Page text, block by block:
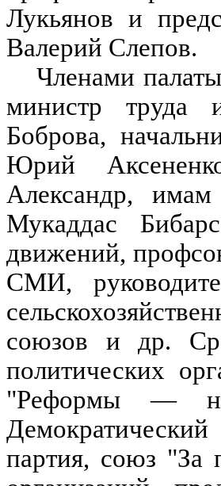
Лукьянов и
Валерий Слепов.
Членами
министр труда
Боброва,
Юрий
Александр,
Мукаддас
движений,
СМИ,
союзов и др.
политических
"Реформы —
партия, союз "За